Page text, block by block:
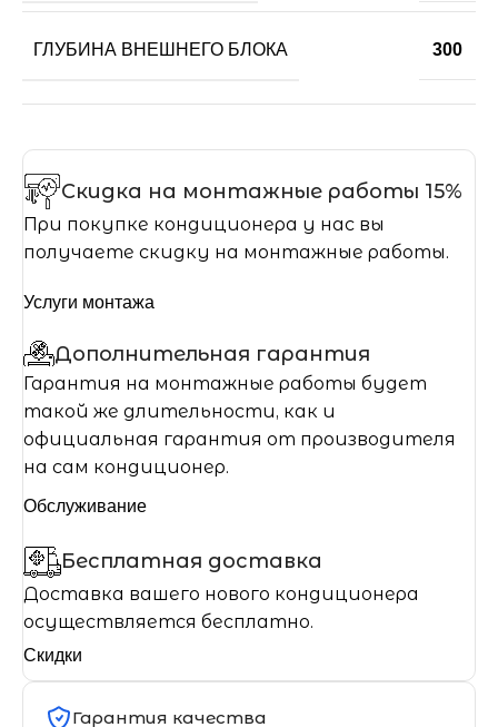
ГЛУБИНА ВНЕШНЕГО БЛОКА 300
Скидка на монтажные работы 15%
При покупке кондиционера у нас вы
получаете скидку на монтажные работы.
Услуги монтажа
Дополнительная гарантия
Гарантия на монтажные работы будет
такой же длительности, как и
официальная гарантия от производителя
на сам кондиционер.
Обслуживание
Бесплатная доставка
Доставка вашего нового кондиционера
осуществляется бесплатно.
Скидки
Гарантия качества